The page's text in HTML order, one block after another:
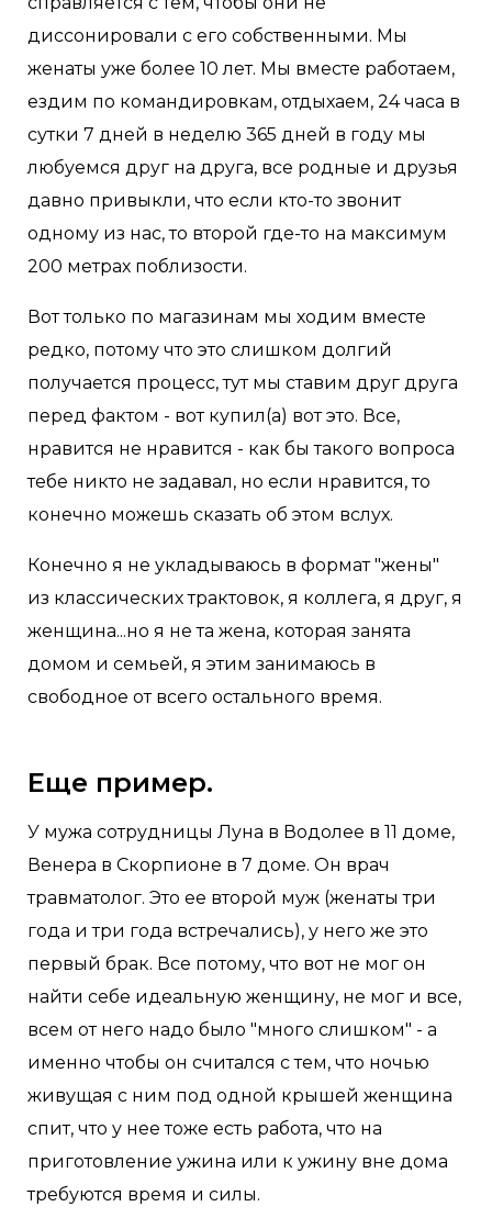
диссонировали с его собственными. Мы
женаты уже более 10 лет. Мы вместе работаем,
ездим по командировкам, отдыхаем, 24 часа в
сутки 7 дней в неделю 365 дней в году мы
любуемся друг на друга, все родные и друзья
давно привыкли, что если кто-то звонит
одному из нас, то второй где-то на максимум
200 метрах поблизости.
Вот только по магазинам мы ходим вместе
редко, потому что это слишком долгий
получается процесс, тут мы ставим друг друга
перед фактом - вот купил(а) вот это. Все,
нравится не нравится - как бы такого вопроса
тебе никто не задавал, но если нравится, то
конечно можешь сказать об этом вслух.
Конечно я не укладываюсь в формат "жены"
из классических трактовок, я коллега, я друг, я
женщина...но я не та жена, которая занята
домом и семьей, я этим занимаюсь в
свободное от всего остального время.
Еще пример.
У мужа сотрудницы Луна в Водолее в 11 доме,
Венера в Скорпионе в 7 доме. Он врач
травматолог. Это ее второй муж (женаты три
года и три года встречались), у него же это
первый брак. Все потому, что вот не мог он
найти себе идеальную женщину, не мог и все,
всем от него надо было "много слишком" - а
именно чтобы он считался с тем, что ночью
живущая с ним под одной крышей женщина
спит, что у нее тоже есть работа, что на
приготовление ужина или к ужину вне дома
требуются время и силы.